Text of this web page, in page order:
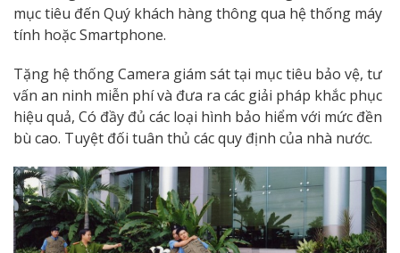
mục tiêu đến Quý khách hàng thông qua hệ thống máy
tính hoặc Smartphone.
Tặng hệ thống Camera giám sát tại mục tiêu bảo vệ, tư
vấn an ninh miễn phí và đưa ra các giải pháp khắc phục
hiệu quả, Có đầy đủ các loại hình bảo hiểm với mức đền
bù cao. Tuyệt đối tuân thủ các quy định của nhà nước.